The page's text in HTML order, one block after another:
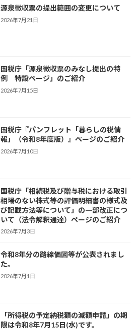
源泉徴収票の提出範囲の変更について
2026年7月21日
国税庁「源泉徴収票のみなし提出の特
例 特設ページ」のご紹介
2026年7月15日
国税庁『パンフレット「暮らしの税情
報」（令和8年度版）』ページのご紹介
2026年7月10日
国税庁「相続税及び贈与税における取引
相場のない株式等の評価明細書の様式及
び記載方法等について」の一部改正につ
いて（法令解釈通達）ページのご紹介
2026年7月3日
令和8年分の路線価図等が公表されまし
た。
2026年7月1日
「所得税の予定納税額の減額申請」の期
限は令和8年7月15日(水)です。